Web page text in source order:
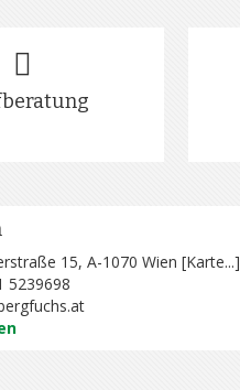
15, A-1070 Wien [Karte...]
5239698